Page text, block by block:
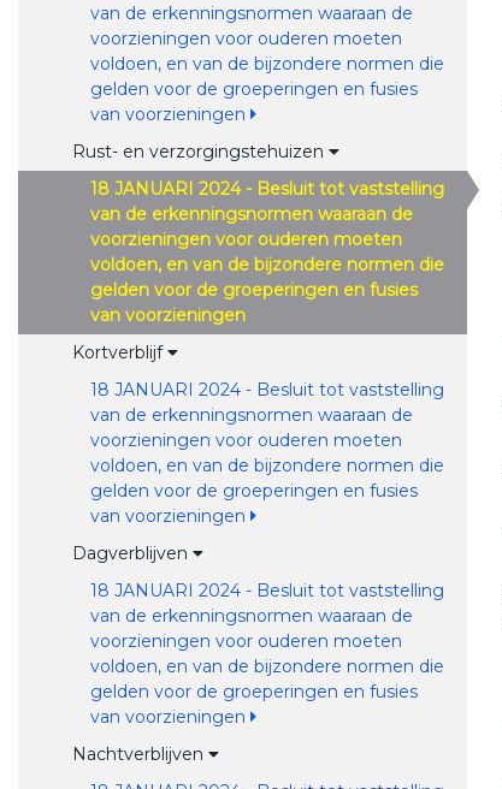
van de erkenningsnormen waaraan de
voorzieningen voor ouderen moeten
voldoen, en van de bijzondere normen die
gelden voor de groeperingen en fusies
van voorzieningen
Rust- en verzorgingstehuizen
18 JANUARI 2024 - Besluit tot vaststelling
van de erkenningsnormen waaraan de
voorzieningen voor ouderen moeten
voldoen, en van de bijzondere normen die
gelden voor de groeperingen en fusies
van voorzieningen
Kortverblijf
18 JANUARI 2024 - Besluit tot vaststelling
van de erkenningsnormen waaraan de
voorzieningen voor ouderen moeten
voldoen, en van de bijzondere normen die
gelden voor de groeperingen en fusies
van voorzieningen
Dagverblijven
18 JANUARI 2024 - Besluit tot vaststelling
van de erkenningsnormen waaraan de
voorzieningen voor ouderen moeten
voldoen, en van de bijzondere normen die
gelden voor de groeperingen en fusies
van voorzieningen
Nachtverblijven